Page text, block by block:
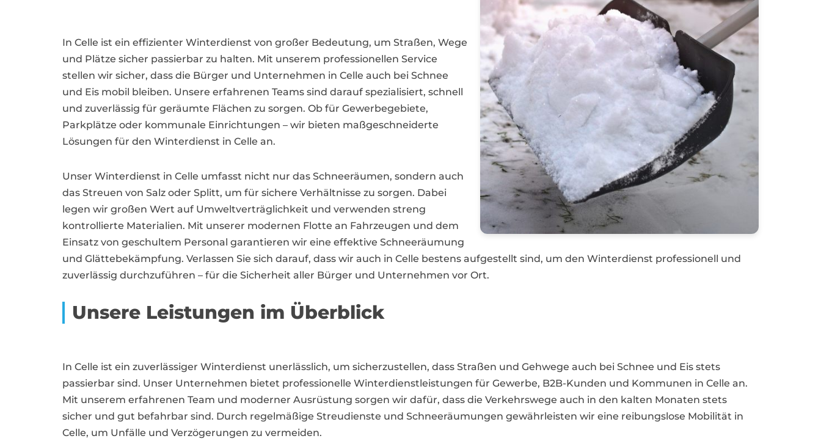
In Celle ist ein effizienter Winterdienst von großer Bedeutung, um Straßen, Wege
und Plätze sicher passierbar zu halten. Mit unserem professionellen Service
stellen wir sicher, dass die Bürger und Unternehmen in Celle auch bei Schnee
und Eis mobil bleiben. Unsere erfahrenen Teams sind darauf spezialisiert, schnell
und zuverlässig für geräumte Flächen zu sorgen. Ob für Gewerbegebiete,
Parkplätze oder kommunale Einrichtungen – wir bieten maßgeschneiderte
Lösungen für den Winterdienst in Celle an.
Unser Winterdienst in Celle umfasst nicht nur das Schneeräumen, sondern auch
das Streuen von Salz oder Splitt, um für sichere Verhältnisse zu sorgen. Dabei
legen wir großen Wert auf Umweltverträglichkeit und verwenden streng
kontrollierte Materialien. Mit unserer modernen Flotte an Fahrzeugen und dem
Einsatz von geschultem Personal garantieren wir eine effektive Schneeräumung
und Glättebekämpfung. Verlassen Sie sich darauf, dass wir auch in Celle bestens aufgestellt sind, um den Winterdienst professionell und
zuverlässig durchzuführen – für die Sicherheit aller Bürger und Unternehmen vor Ort.
Unsere Leistungen im Überblick
In Celle ist ein zuverlässiger Winterdienst unerlässlich, um sicherzustellen, dass Straßen und Gehwege auch bei Schnee und Eis stets
passierbar sind. Unser Unternehmen bietet professionelle Winterdienstleistungen für Gewerbe, B2B-Kunden und Kommunen in Celle an.
Mit unserem erfahrenen Team und moderner Ausrüstung sorgen wir dafür, dass die Verkehrswege auch in den kalten Monaten stets
sicher und gut befahrbar sind. Durch regelmäßige Streudienste und Schneeräumungen gewährleisten wir eine reibungslose Mobilität in
Celle, um Unfälle und Verzögerungen zu vermeiden.